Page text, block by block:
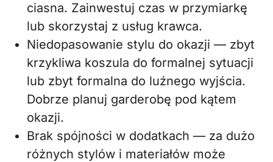
ciasna. Zainwestuj czas w przymiarkę
lub skorzystaj z usług krawca.
Niedopasowanie stylu do okazji — zbyt
krzykliwa koszula do formalnej sytuacji
lub zbyt formalna do luźnego wyjścia.
Dobrze planuj garderobę pod kątem
okazji.
Brak spójności w dodatkach — za dużo
różnych stylów i materiałów może